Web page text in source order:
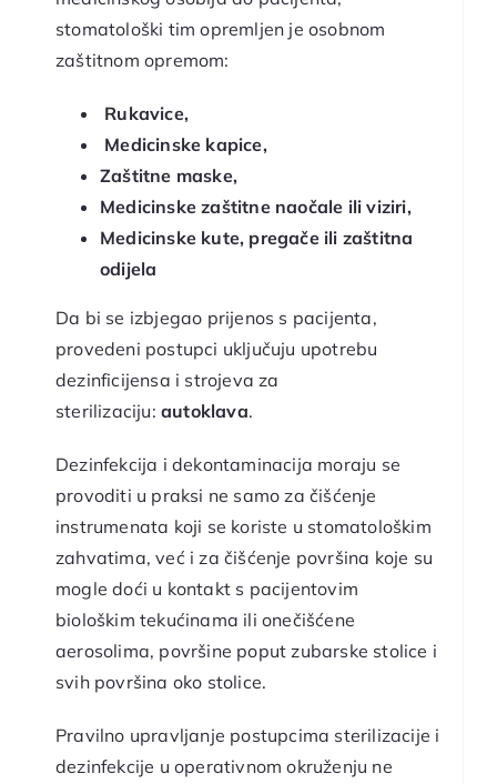
stomatološki tim opremljen je osobnom
zaštitnom opremom:
Rukavice,
Medicinske kapice,
Zaštitne maske,
Medicinske zaštitne naočale ili viziri,
Medicinske kute, pregače ili zaštitna
odijela
Da bi se izbjegao prijenos s pacijenta,
provedeni postupci uključuju upotrebu
dezinficijensa i strojeva za
sterilizaciju: autoklava.
Dezinfekcija i dekontaminacija moraju se
provoditi u praksi ne samo za čišćenje
instrumenata koji se koriste u stomatološkim
zahvatima, već i za čišćenje površina koje su
mogle doći u kontakt s pacijentovim
biološkim tekućinama ili onečišćene
aerosolima, površine poput zubarske stolice i
svih površina oko stolice.
Pravilno upravljanje postupcima sterilizacije i
dezinfekcije u operativnom okruženju ne